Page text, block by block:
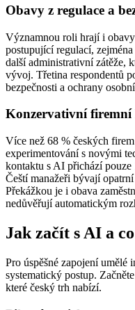
Obavy z regulace a
Významnou roli hrají i
postupující regulací,
další administrativní zátěže,
vývoj. Třetina respondentů
bezpečnosti a ochrany
Konzervativní
Více než 68 % českých
experimentování s novými
kontaktu s AI přichází pouze
Čeští manažeři bývají
Překážkou je i obava
nedůvěřují automatickým
Jak začít s AI a
Pro úspěšné zapojení umělé
systematický postup.
které český trh nabízí.